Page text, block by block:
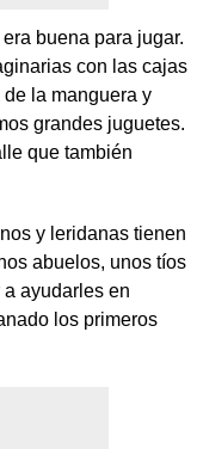
buena para jugar.
con las cajas
la manguera y
grandes juguetes.
que también
y leridanas tienen
abuelos, unos tíos
ayudarles en
los primeros